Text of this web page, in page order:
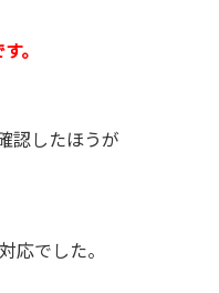
。
認したほうが
応でした。